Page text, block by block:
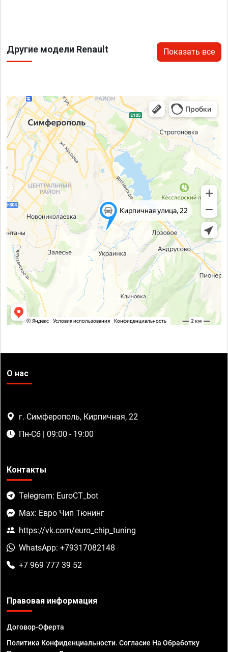
Другие модели Renault Показать все
О нас
г. Симферополь, Кирпичная, 22
Пн-Сб | 09:00 - 19:00
Контакты
Telegram: EuroCT_bot
Max: Евро Чип Тюнинг
https://vk.com/euro_chip_tuning
WhatsApp: +79317082148
+7 969 777 39 52
Правовая информация
Договор-Оферта
Политика Конфиденциальности. Согласие На Обработку